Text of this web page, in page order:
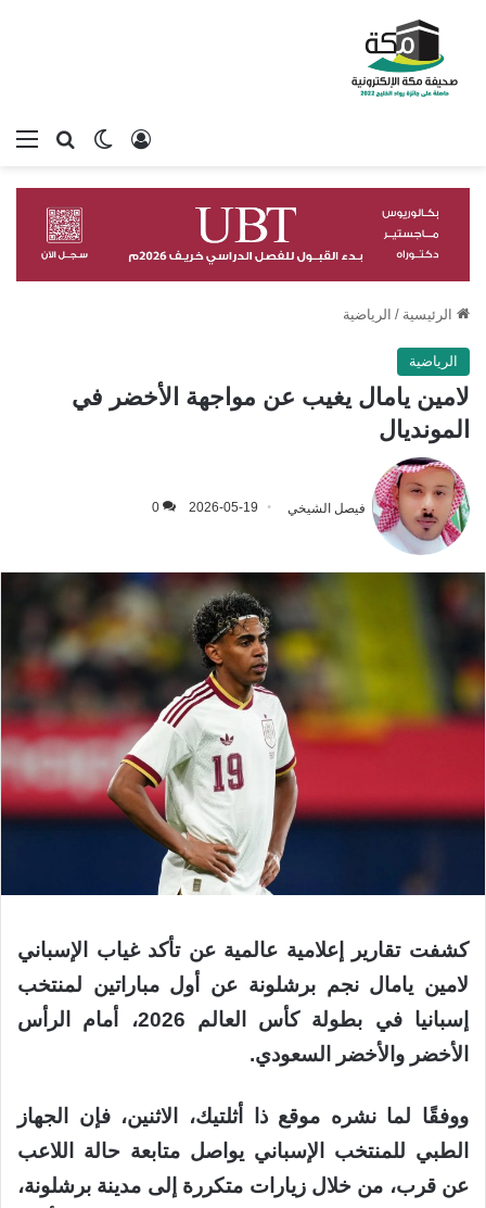
بحثالوضع
تسجيل الدخول
الرئيسية / الرياضية
الرياضية
لامين يامال يغيب عن مواجهة الأخضر في
المونديال
فيصل الشيخي 2026-05-19
0
كشفت تقارير إعلامية عالمية عن تأكد غياب الإسباني
لامين يامال نجم برشلونة عن أول مباراتين لمنتخب
إسبانيا في بطولة كأس العالم 2026، أمام الرأس
الأخضر والأخضر السعودي.
ووفقًا لما نشره موقع ذا أثلتيك، الاثنين، فإن الجهاز
الطبي للمنتخب الإسباني يواصل متابعة حالة اللاعب
عن قرب، من خلال زيارات متكررة إلى مدينة برشلونة،